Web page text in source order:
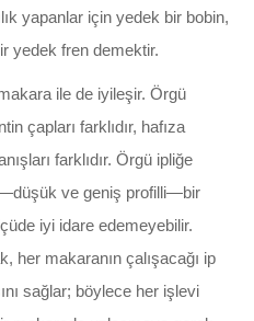
yapanlar için yedek bir bobin,
yedek fren demektir.
ile de iyileşir. Örgü
çapları farklıdır, hafıza
farklıdır. Örgü ipliğe
ve geniş profilli—bir
iyi idare edemeyebilir.
her makaranın çalışacağı ip
sağlar; böylece her işlevi